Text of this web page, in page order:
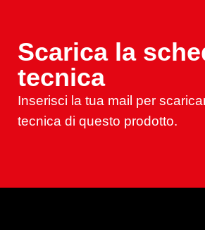
Scarica la
tecnica
Inserisci la tua mail per
tecnica di questo prodotto.